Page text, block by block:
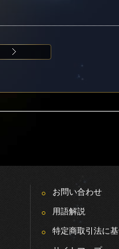
お問い合わせ
用語解説
特定商取引法に